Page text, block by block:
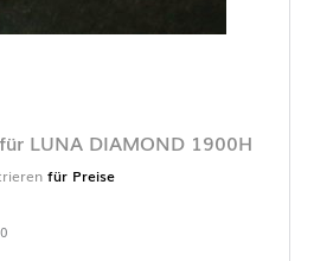
LUNA DIAMOND 1900H
für Preise